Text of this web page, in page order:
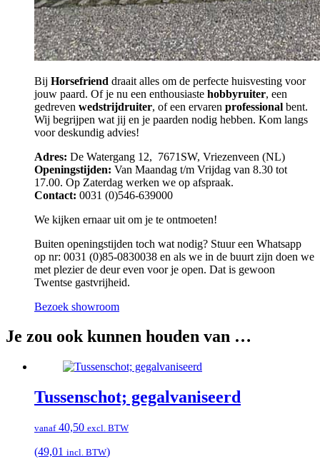
Bij Horsefriend draait alles om de perfecte huisvesting voor
jouw paard. Of je nu een enthousiaste hobbyruiter, een
gedreven wedstrijdruiter, of een ervaren professional bent.
Wij begrijpen wat jij en je paarden nodig hebben. Kom langs
voor deskundig advies!
Adres: De Watergang 12, 7671SW, Vriezenveen (NL)
Openingstijden: Van Maandag t/m Vrijdag van 8.30 tot
17.00. Op Zaterdag werken we op afspraak.
Contact: 0031 (0)546-639000
We kijken ernaar uit om je te ontmoeten!
Buiten openingstijden toch wat nodig? Stuur een Whatsapp
op nr: 0031 (0)85-0830038 en als we in de buurt zijn doen we
met plezier de deur even voor je open. Dat is gewoon
Twentse gastvrijheid.
Bezoek showroom
Je zou ook kunnen houden van …
Tussenschot; gegalvaniseerd
vanaf40,50 excl. BTW
(49,01 incl. BTW)